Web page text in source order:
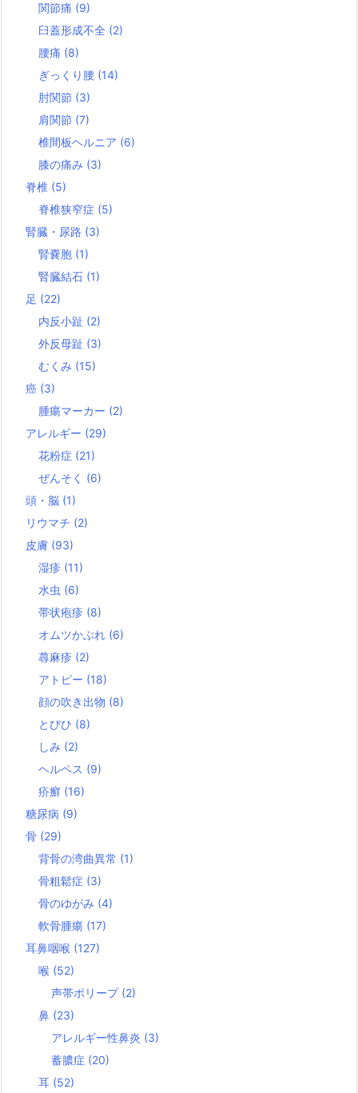
関節痛 (9)
臼蓋形成不全 (2)
腰痛 (8)
ぎっくり腰 (14)
肘関節 (3)
肩関節 (7)
椎間板ヘルニア (6)
膝の痛み (3)
脊椎 (5)
脊椎狭窄症 (5)
腎臓・尿路 (3)
腎嚢胞 (1)
腎臓結石 (1)
足 (22)
内反小趾 (2)
外反母趾 (3)
むくみ (15)
癌 (3)
腫瘍マーカー (2)
アレルギー (29)
花粉症 (21)
ぜんそく (6)
頭・脳 (1)
リウマチ (2)
皮膚 (93)
湿疹 (11)
水虫 (6)
帯状疱疹 (8)
オムツかぶれ (6)
蕁麻疹 (2)
アトピー (18)
顔の吹き出物 (8)
とびひ (8)
しみ (2)
ヘルペス (9)
疥癬 (16)
糖尿病 (9)
骨 (29)
背骨の湾曲異常 (1)
骨粗鬆症 (3)
骨のゆがみ (4)
軟骨腫瘍 (17)
耳鼻咽喉 (127)
喉 (52)
声帯ポリープ (2)
鼻 (23)
アレルギー性鼻炎 (3)
蓄膿症 (20)
耳 (52)